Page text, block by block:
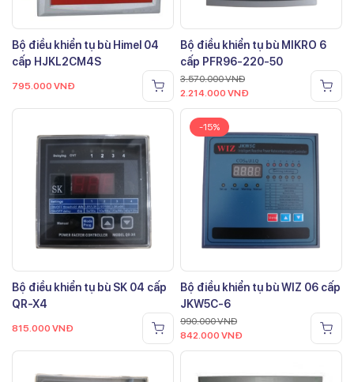
Bộ điều khiển tụ bù Himel 04
cấp HJKL2CM4S
795.000 VNĐ
Bộ điều khiển tụ bù MIKRO 6
cấp PFR96-220-50
3.570.000VNĐ
2.214.000 VNĐ
Bộ điều khiển tụ bù SK 04 cấp
QR-X4
815.000 VNĐ
-15%
Bộ điều khiển tụ bù WIZ 06 cấp
JKW5C-6
990.000VNĐ
842.000 VNĐ